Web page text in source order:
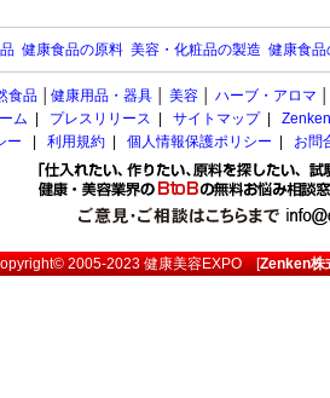
健康食品の原料 美容・化粧品の製造 健康食品
食品 健康用品・器具 美容 ハーブ・アロマ
ム
プレスリリース サイトマップ|
ー
利用規約 個人情報保護ポリシー お問
2005-2023健康美容EXPO[Zenken株